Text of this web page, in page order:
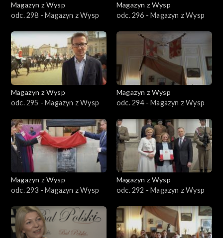
Magazyn z Wysp
odc. 298 - Magazyn z Wysp
Magazyn z Wysp
odc. 296 - Magazyn z Wysp
Magazyn z Wysp
odc. 295 - Magazyn z Wysp
Magazyn z Wysp
odc. 294 - Magazyn z Wysp
Magazyn z Wysp
odc. 293 - Magazyn z Wysp
Magazyn z Wysp
odc. 292 - Magazyn z Wysp